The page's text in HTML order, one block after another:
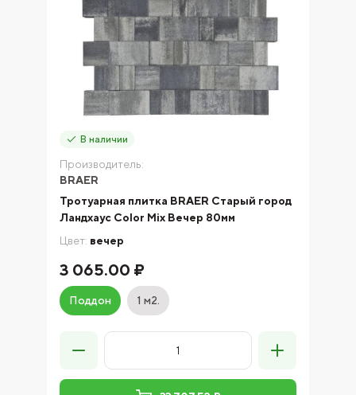
В наличии
Производитель:
BRAER
Тротуарная плитка BRAER Старый город
Ландхаус Color Mix Вечер 80мм
Цвет: вечер
3 065.00 ₽
Поддон 1 м2.